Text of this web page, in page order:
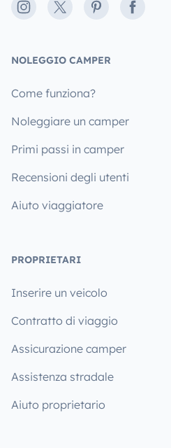
Instagram
X PinterestFacebook
NOLEGGIO CAMPER
Come funziona?
Noleggiare un camper
Primi passi in camper
Recensioni degli utenti
Aiuto viaggiatore
PROPRIETARI
Inserire un veicolo
Contratto di viaggio
Assicurazione camper
Assistenza stradale
Aiuto proprietario